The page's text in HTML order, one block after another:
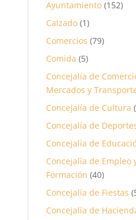
Ayuntamiento (152)
Calzado (1)
Comercios (79)
Comida (5)
Concejalía de
Mercados y
Concejalía de Cultura
Concejalía de
Concejalía de
Concejalía de Empleo
Formación (40)
Concejalía de Fiestas
Concejalía de